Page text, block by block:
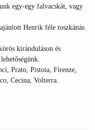
egy-egy falvacskát, vagy
Henrik féle toszkánás
kiránduláson és
Prato, Pistoia, Firenze,
Cecina, Volterra.